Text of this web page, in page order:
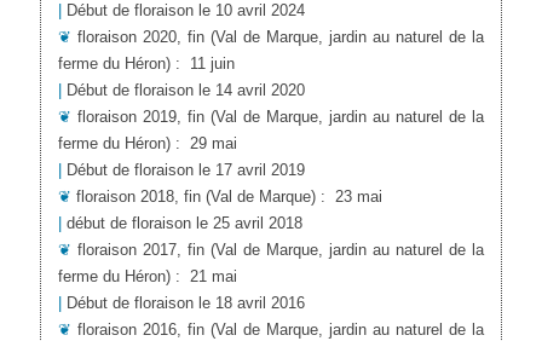
Début de floraison le 10 avril 2024
❦ floraison 2020, fin (Val de Marque, jardin au naturel de la
ferme du Héron): 11 juin
Début de floraison le 14 avril 2020
❦ floraison 2019, fin (Val de Marque, jardin au naturel de la
ferme du Héron): 29 mai
Début de floraison le 17 avril 2019
❦ floraison 2018, fin (Val de Marque): 23 mai
début de floraison le 25 avril 2018
❦ floraison 2017, fin (Val de Marque, jardin au naturel de la
ferme du Héron): 21 mai
Début de floraison le 18 avril 2016
❦ floraison 2016, fin (Val de Marque, jardin au naturel de la